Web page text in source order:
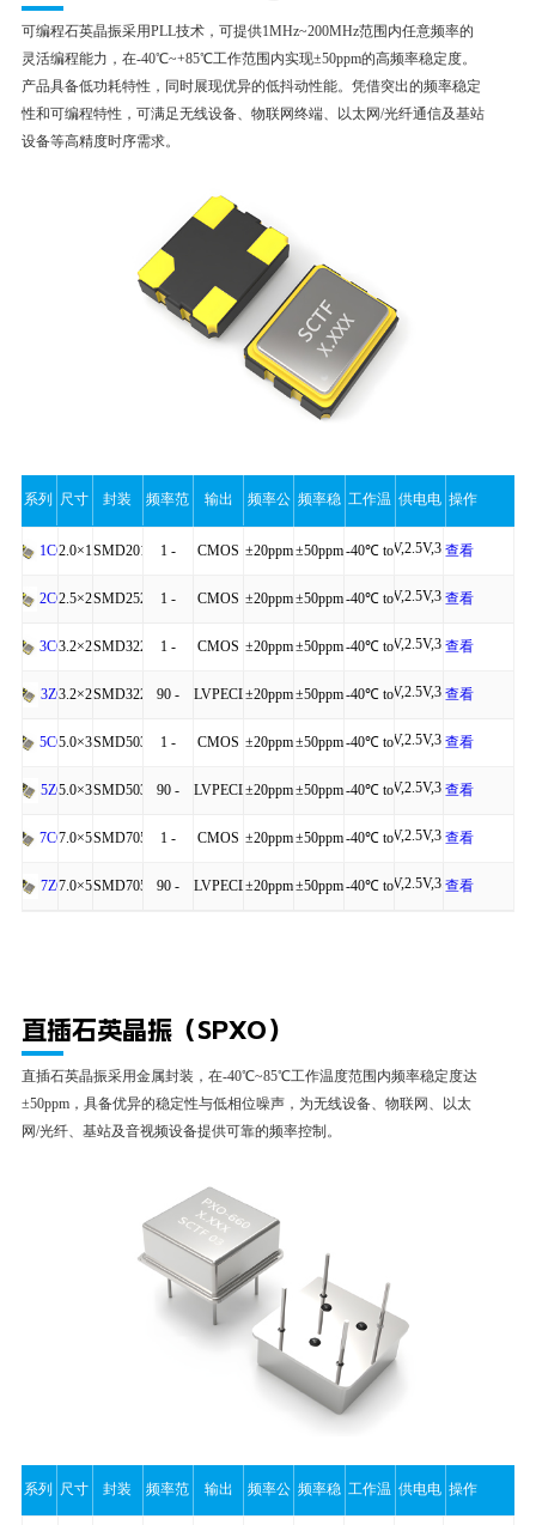
可编程石英晶振采用PLL技术，可提供1MHz~200MHz范围内任意频率的
灵活编程能力，在-40℃~+85℃工作范围内实现±50ppm的高频率稳定度。
产品具备低功耗特性，同时展现优异的低抖动性能。凭借突出的频率稳定
性和可编程特性，可满足无线设备、物联网终端、以太网/光纤通信及基站
设备等高精度时序需求。
系列 尺寸 封装 频率范
围
输出 频率公
差
频率稳
定性
工作温
度
供电电
压
操作
1CQ2.0×1.6×0.75
SMD2016-
4P
1 -
200MHz
CMOS ±20ppm±50ppm-40℃ to
+85℃
1.8V,2.5V,3.3V
查看
详细
2CQ2.5×2.0×0.81
SMD2520-
4P
1 -
200MHz
CMOS ±20ppm±50ppm-40℃ to
+85℃
1.8V,2.5V,3.3V
查看
详细
3CQ3.2×2.5×0.95
SMD3225-
4P
1 -
200MHz
CMOS ±20ppm±50ppm-40℃ to
+85℃
1.8V,2.5V,3.3V
查看
详细
3ZQ3.2×2.5×0.90
SMD3225-
6P
90 -
200MHz
LVPECL,LVDS
,HCSL
±20ppm±50ppm-40℃ to
+85℃
1.8V,2.5V,3.3V
查看
详细
5CQ5.0×3.2×1.20
SMD5032-
4P
1 -
200MHz
CMOS ±20ppm±50ppm-40℃ to
+85℃
1.8V,2.5V,3.3V
查看
详细
5ZQ5.0×3.2×1.25
SMD5032-
6P
90 -
200MHz
LVPECL,LVDS
,HCSL
±20ppm±50ppm-40℃ to
+85℃
1.8V,2.5V,3.3V
查看
详细
7CQ7.0×5.0×1.30
SMD7050-
4P
1 -
200MHz
CMOS ±20ppm±50ppm-40℃ to
+85℃
1.8V,2.5V,3.3V
查看
详细
7ZQ7.0×5.0×1.45
SMD7050-90 - LVPECL,LVDS
±20ppm±50ppm-40℃ to1.8V,2.5V,3.3V
查看
直插石英晶振（SPXO）
直插石英晶振采用金属封装，在-40℃~85℃工作温度范围内频率稳定度达
±50ppm，具备优异的稳定性与低相位噪声，为无线设备、物联网、以太
网/光纤、基站及音视频设备提供可靠的频率控制。
系列 尺寸 封装 频率范 输出 频率公 频率稳 工作温 供电电 操作